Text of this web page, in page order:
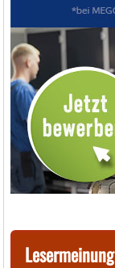
Lesermeinung